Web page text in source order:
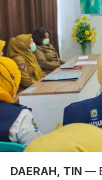
DAERAH, TIN —